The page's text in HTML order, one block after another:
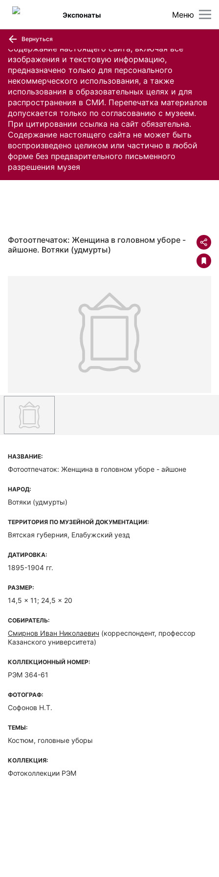
Содержание настоящего сайта, включая все
изображения и текстовую информацию,
предназначено только для персонального
некоммерческого использования, а также
использования в образовательных целях и для
распространения в СМИ. Перепечатка материалов
допускается только по согласованию с музеем.
При цитировании ссылка на сайт обязательна.
Содержание настоящего сайта не может быть
воспроизведено целиком или частично в любой
форме без предварительного письменного
разрешения музея
Меню
Экспонаты
Вернуться
Фотоотпечаток: Женщина в головном уборе -
айшоне. Вотяки (удмурты)
НАЗВАНИЕ:
Фотоотпечаток: Женщина в головном уборе - айшоне
НАРОД:
Вотяки (удмурты)
ТЕРРИТОРИЯ ПО МУЗЕЙНОЙ ДОКУМЕНТАЦИИ:
Вятская губерния, Елабужский уезд
ДАТИРОВКА:
1895-1904 гг.
РАЗМЕР:
14,5 x 11; 24,5 x 20
СОБИРАТЕЛЬ:
Смирнов Иван Николаевич (корреспондент, профессор
Казанского университета)
КОЛЛЕКЦИОННЫЙ НОМЕР:
РЭМ 364-61
ФОТОГРАФ:
Софонов Н.Т.
ТЕМЫ:
Костюм, головные уборы
КОЛЛЕКЦИЯ:
Фотоколлекции РЭМ